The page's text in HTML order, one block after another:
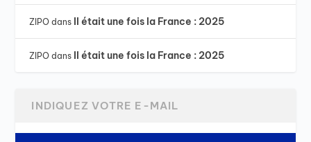
ZIPO dans Il était une fois la France : 2025
ZIPO dans Il était une fois la France : 2025